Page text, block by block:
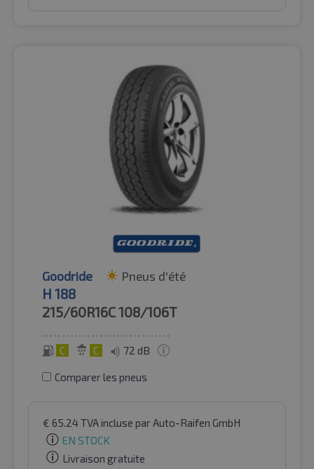
Goodride Pneus d'été
H 188
215/60R16C108/106T
C C 72 dB
Comparer les pneus
€ 65.24TVA incluse par Auto-Raifen GmbH
EN STOCK
Livraison gratuite